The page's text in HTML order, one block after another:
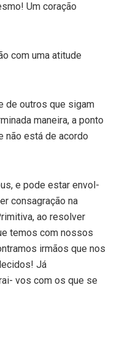
Um coração
com uma atitude
de outros que sigam
maneira, a ponto
não está de acordo
e pode estar envol­
consagração na
ao resolver
temos com nossos
irmãos que nos
Já
vos com os que se